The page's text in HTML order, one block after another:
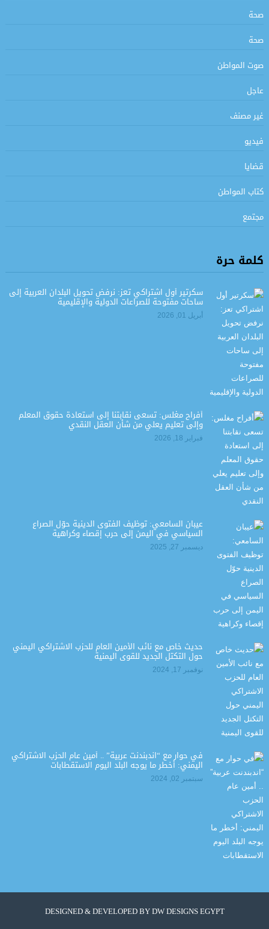
صحة
صحة
صوت المواطن
عاجل
غير مصنف
فيديو
قضايا
كتاب المواطن
مجتمع
كلمة حرة
سكرتير أول اشتراكي تعز: نرفض تحويل البلدان العربية إلى
ساحات مفتوحة للصراعات الدولية والإقليمية
أبريل 01, 2026
أفراح مغلس: تسعى نقابتنا إلى استعادة حقوق المعلم
وإلى تعليم يعلي من شأن العقل النقدي
فبراير 18, 2026
عيبان السامعي: توظيف الفتوى الدينية حوّل الصراع
السياسي في اليمن إلى حرب إقصاء وكراهية
ديسمبر 27, 2025
حديث خاص مع نائب الأمين العام للحزب الاشتراكي اليمني
حول التكتل الجديد للقوى اليمنية
نوفمبر 17, 2024
في حوار مع “اندبندنت عربية” .. أمين عام الحزب الاشتراكي
اليمني: أخطر ما يوجه البلد اليوم الاستقطابات
سبتمبر 02, 2024
DESIGNED & DEVELOPED BYDW DESIGNS EGYPT